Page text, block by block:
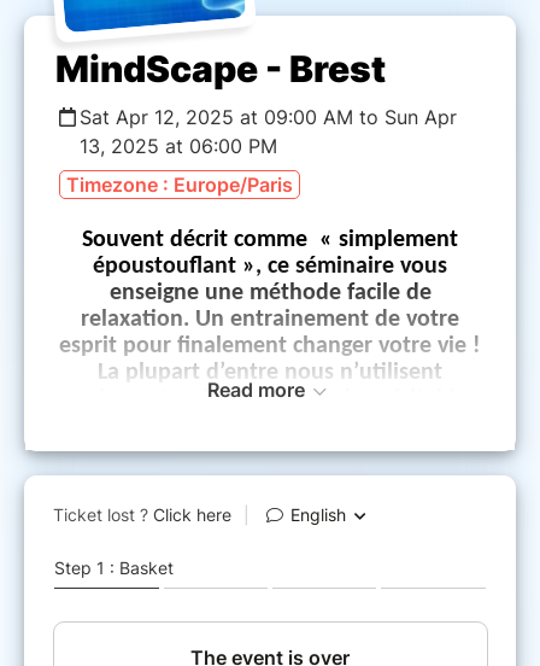
MindScape - Brest
Sat Apr 12, 2025 at 09:00 AM to Sun Apr
13, 2025 at 06:00 PM
Timezone : Europe/Paris
Souvent décrit comme « simplement
époustouflant », ce séminaire vous
enseigne une méthode facile de
relaxation. Un entrainement de votre
esprit pour finalement changer votre vie !
La plupart d’entre nous n’utilisent
seulement qu’une fraction des véritables
Ce séminaire se veut ludique et amusant,
il possède plusieurs bénéfices :
Activer le potentiel de votre esprit
Améliorer la créativité et l’intuition
Ouvrir l’esprit à de nouveaux niveaux de
consciences
Read more